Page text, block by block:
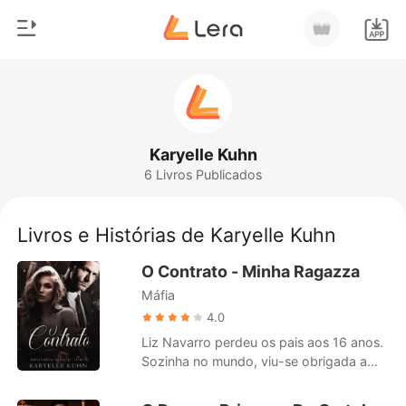
Baixar App
Lobisomem
Romance
Bilionários
Ranking
Karyelle Kuhn
6 Livros Publicados
Livros e Histórias de Karyelle Kuhn
O Contrato - Minha Ragazza
Máfia
4.0
Liz Navarro perdeu os pais aos 16 anos.
Sozinha no mundo, viu-se obrigada a